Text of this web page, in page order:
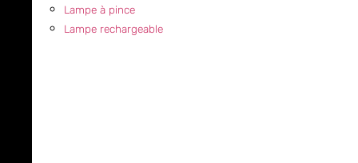
Lampe à pince
Lampe rechargeable